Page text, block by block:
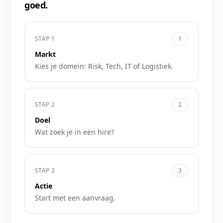
goed.
STAP 1 1
Markt
Kies je domein: Risk, Tech, IT of Logistiek.
STAP 2 2
Doel
Wat zoek je in een hire?
STAP 3 3
Actie
Start met een aanvraag.